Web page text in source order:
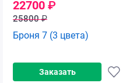
22700 ₽
25800₽
Броня 7 (3 цвета)
Заказать